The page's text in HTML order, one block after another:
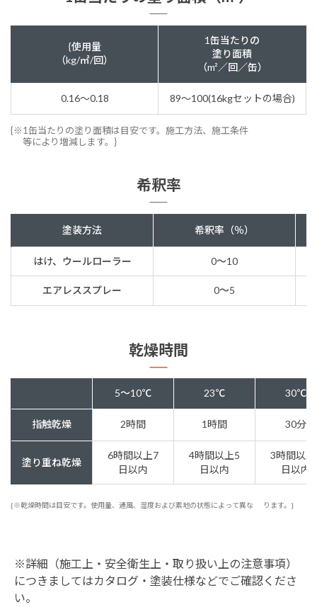
{使用量
（kg/㎡/回）
1缶当たりの
塗り面積
（m²／回／缶）
0.16～0.18 89～100(16kgセットの場合)
{※1缶当たりの塗り面積は目安です。施工方法、施工条件
等により増減します。}
希釈率
塗装方法 希釈率（％）
はけ、ウールローラー 0〜10
エアレススプレー 0〜5
乾燥時間
5～10℃ 23℃ 30℃
指触乾燥 2時間 1時間 30分
塗り重ね乾燥
6時間以上7
日以内
4時間以上5
日以内
3時間以
日以内
{※乾燥時間は目安です。使用量、通風、湿度および素地の状態によって異な ります。}
※詳細（施工上・安全衛生上・取り扱い上の注意事項）
につきましてはカタログ・塗装仕様などでご確認くださ
い。